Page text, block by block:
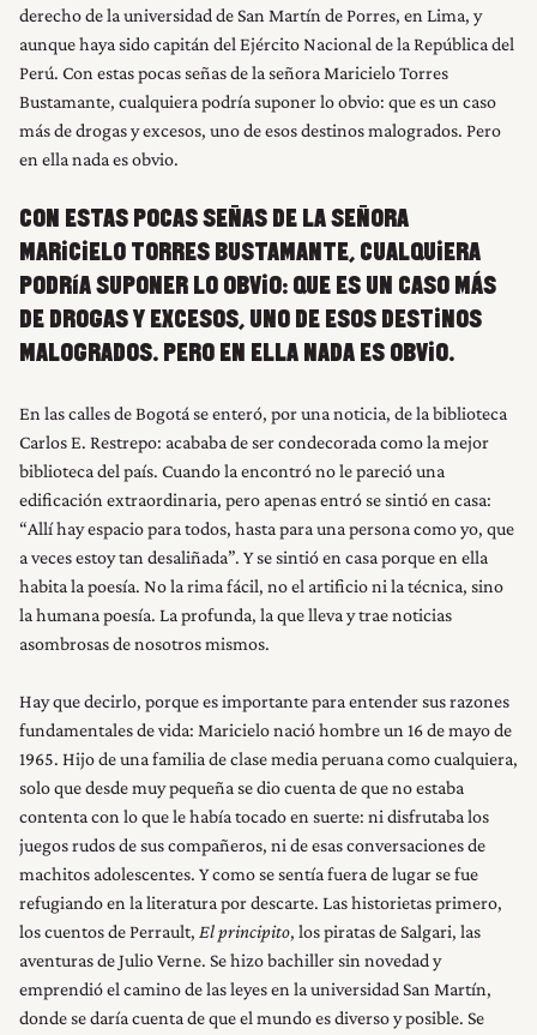
derecho de la universidad de San Martín de Porres, en Lima, y
aunque haya sido capitán del Ejército Nacional de la República del
Perú. Con estas pocas señas de la señora Maricielo Torres
Bustamante, cualquiera podría suponer lo obvio: que es un caso
más de drogas y excesos, uno de esos destinos malogrados. Pero
en ella nada es obvio.
CON ESTAS POCAS SEÑAS DE LA SEÑORA
MARICIELO TORRES BUSTAMANTE, CUALQUIERA
PODRÍA SUPONER LO OBVIO: QUE ES UN CASO MÁS
DE DROGAS Y EXCESOS, UNO DE ESOS DESTINOS
MALOGRADOS. PERO EN ELLA NADA ES OBVIO.
En las calles de Bogotá se enteró, por una noticia, de la biblioteca
Carlos E. Restrepo: acababa de ser condecorada como la mejor
biblioteca del país. Cuando la encontró no le pareció una
edificación extraordinaria, pero apenas entró se sintió en casa:
“Allí hay espacio para todos, hasta para una persona como yo, que
a veces estoy tan desaliñada”. Y se sintió en casa porque en ella
habita la poesía. No la rima fácil, no el artificio ni la técnica, sino
la humana poesía. La profunda, la que lleva y trae noticias
asombrosas de nosotros mismos.
Hay que decirlo, porque es importante para entender sus razones
fundamentales de vida: Maricielo nació hombre un 16 de mayo de
1965. Hijo de una familia de clase media peruana como cualquiera,
solo que desde muy pequeña se dio cuenta de que no estaba
contenta con lo que le había tocado en suerte: ni disfrutaba los
juegos rudos de sus compañeros, ni de esas conversaciones de
machitos adolescentes. Y como se sentía fuera de lugar se fue
refugiando en la literatura por descarte. Las historietas primero,
los cuentos de Perrault, El principito, los piratas de Salgari, las
aventuras de Julio Verne. Se hizo bachiller sin novedad y
emprendió el camino de las leyes en la universidad San Martín,
donde se daría cuenta de que el mundo es diverso y posible. Se